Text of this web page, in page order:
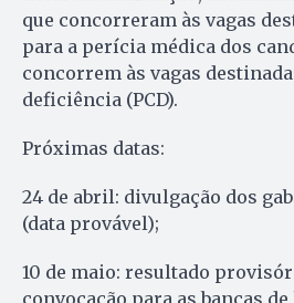
que concorreram às vagas
para a perícia médica dos
concorrem às vagas
deficiência (PCD).
Próximas datas:
24 de abril: divulgação dos
(data provável);
10 de maio: resultado
convocação para as bancas